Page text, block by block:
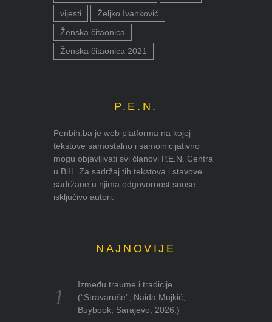
vijesti
Željko Ivanković
Ženska čitaonica
Ženska čitaonica 2021
P.E.N.
Penbih.ba je web platforma na kojoj
tekstove samostalno i samoinicijativno
mogu objavljivati svi članovi P.E.N. Centra
u BiH. Za sadržaj tih tekstova i stavove
sadržane u njima odgovornost snose
isključivo autori.
NAJNOVIJE
Između traume i tradicije
(“Stravaruše”, Naida Mujkić,
Buybook, Sarajevo, 2026.)